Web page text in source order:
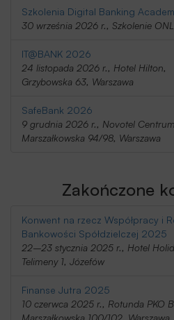
Szkolenia Digital Banking
30 września 2026 r., Szkolenie
IT@BANK 2026
24 listopada 2026 r., Hotel Hilton,
Grzybowska 63, Warszawa
SafeBank 2026
9 grudnia 2026 r., Novotel
Marszałkowska 94/98, Warszawa
Zakończone
Konwent na rzecz Współpracy i
Bankowości Spółdzielczej 2025
22–23 stycznia 2025 r., Hotel
Telimeny 1, Józefów
Finanse Jutra 2025
10 czerwca 2025 r., Rotunda PKO
Marszałkowska 100/102, Warszawa